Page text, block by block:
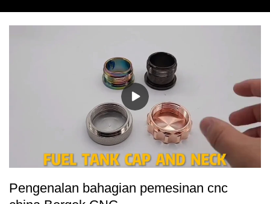
Pengenalan bahagian pemesinan cnc